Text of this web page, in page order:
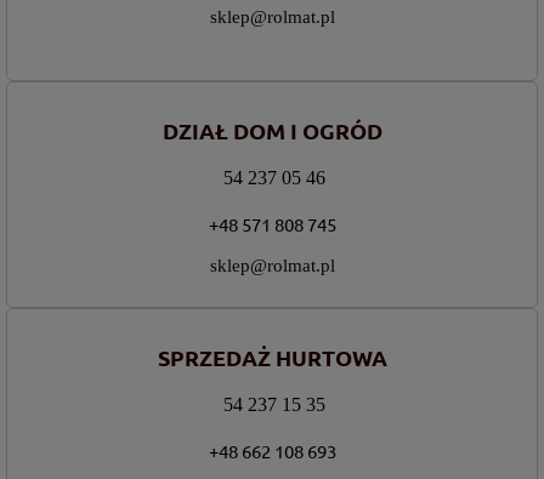
sklep@rolmat.pl
DZIAŁ DOM I OGRÓD
54 237 05 46
+48 571 808 745
sklep@rolmat.pl
SPRZEDAŻ HURTOWA
54 237 15 35
+48 662 108 693